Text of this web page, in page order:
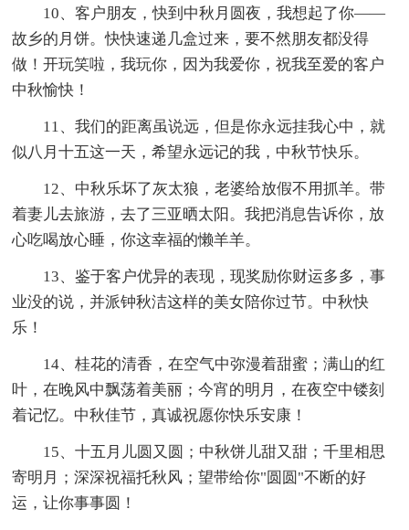
10、客户朋友，快到中秋月圆夜，我想起了你――
故乡的月饼。快快速递几盒过来，要不然朋友都没得
做！开玩笑啦，我玩你，因为我爱你，祝我至爱的客户
中秋愉快！
11、我们的距离虽说远，但是你永远挂我心中，就
似八月十五这一天，希望永远记的我，中秋节快乐。
12、中秋乐坏了灰太狼，老婆给放假不用抓羊。带
着妻儿去旅游，去了三亚晒太阳。我把消息告诉你，放
心吃喝放心睡，你这幸福的懒羊羊。
13、鉴于客户优异的表现，现奖励你财运多多，事
业没的说，并派钟秋洁这样的美女陪你过节。中秋快
乐！
14、桂花的清香，在空气中弥漫着甜蜜；满山的红
叶，在晚风中飘荡着美丽；今宵的明月，在夜空中镂刻
着记忆。中秋佳节，真诚祝愿你快乐安康！
15、十五月儿圆又圆；中秋饼儿甜又甜；千里相思
寄明月；深深祝福托秋风；望带给你"圆圆"不断的好
运，让你事事圆！